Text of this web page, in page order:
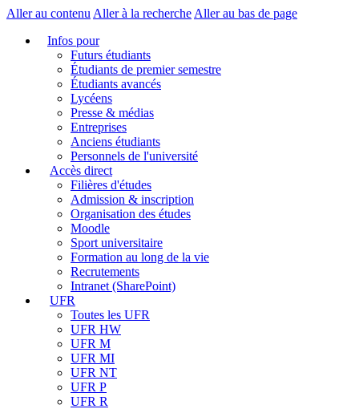
Aller au contenu Aller à la recherche Aller au bas de page
Infos pour
Futurs étudiants
Étudiants de premier semestre
Étudiants avancés
Lycéens
Presse & médias
Entreprises
Anciens étudiants
Personnels de l'université
Accès direct
Filières d'études
Admission & inscription
Organisation des études
Moodle
Sport universitaire
Formation au long de la vie
Recrutements
Intranet (SharePoint)
UFR
Toutes les UFR
UFR HW
UFR M
UFR MI
UFR NT
UFR P
UFR R